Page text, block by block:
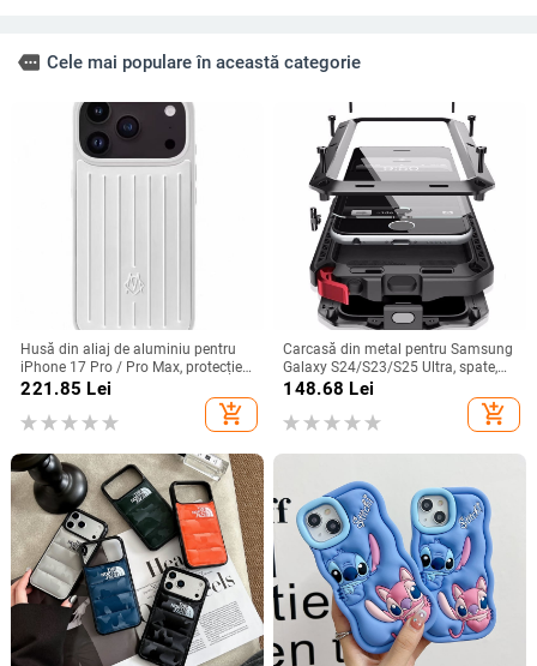
more Cele mai populare în această categorie
Husă din aliaj de aluminiu pentru
iPhone 17 Pro / Pro Max, protecție
anti-cădere, închidere magnetică,
turnare prin injecție, posibilitate de
personalizare
221.85 Lei
add_shopping_cart
Carcasă din metal pentru Samsung
Galaxy S24/S23/S25 Ultra, spate,
prelucrată, personalizabilă, disipare
căldură, anti-cadere, anti-amprentă
148.68 Lei
add_shopping_cart